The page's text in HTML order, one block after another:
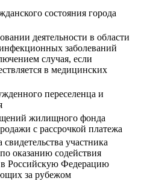
состояния города
деятельности в области
заболеваний
случая, если
в медицинских
переселенца и
жилищного фонда
с рассрочкой платежа
участника
оказанию содействия
Российскую Федерацию
за рубежом